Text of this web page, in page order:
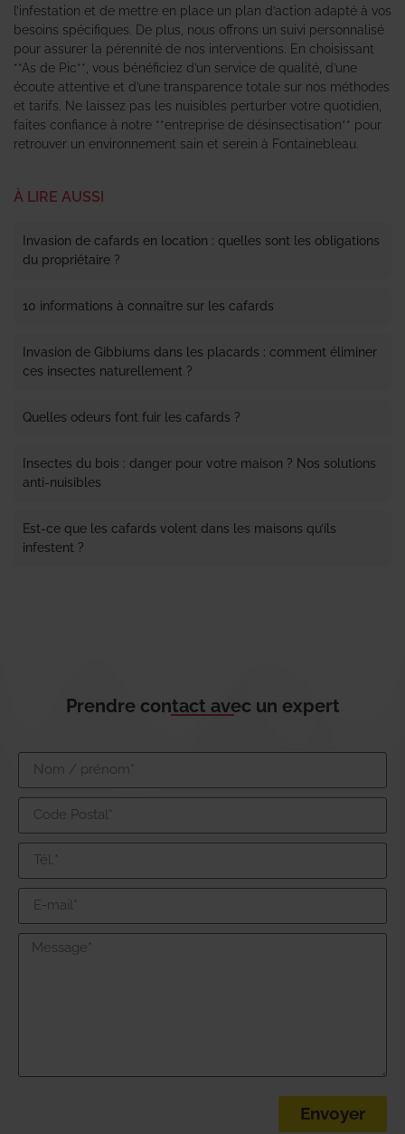
l’infestation et de mettre en place un plan d’action adapté à vos
besoins spécifiques. De plus, nous offrons un suivi personnalisé
pour assurer la pérennité de nos interventions. En choisissant
**As de Pic**, vous bénéficiez d’un service de qualité, d’une
écoute attentive et d’une transparence totale sur nos méthodes
et tarifs. Ne laissez pas les nuisibles perturber votre quotidien,
faites confiance à notre **entreprise de désinsectisation** pour
retrouver un environnement sain et serein à Fontainebleau.
À LIRE AUSSI
Invasion de cafards en location : quelles sont les obligations
du propriétaire ?
10 informations à connaître sur les cafards
Invasion de Gibbiums dans les placards : comment éliminer
ces insectes naturellement ?
Quelles odeurs font fuir les cafards ?
Insectes du bois : danger pour votre maison ? Nos solutions
anti-nuisibles
Est-ce que les cafards volent dans les maisons qu’ils
infestent ?
Prendre contact avec un expert
Envoyer